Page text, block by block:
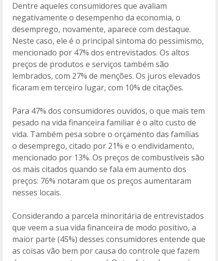
Dentre aqueles consumidores que avaliam
negativamente o desempenho da economia, o
desemprego, novamente, aparece com destaque.
Neste caso, ele é o principal sintoma do pessimismo,
mencionado por 47% dos entrevistados. Os altos
preços de produtos e serviços também são
lembrados, com 27% de menções. Os juros elevados
ficaram em terceiro lugar, com 10% de citações.
Para 47% dos consumidores ouvidos, o que mais tem
pesado na vida financeira familiar é o alto custo de
vida. Também pesa sobre o orçamento das famílias
o desemprego, citado por 21% e o endividamento,
mencionado por 13%. Os preços de combustíveis são
os mais citados quando se fala em aumento dos
preços: 76% notaram que os preços aumentaram
nesses locais.
Considerando a parcela minoritária de entrevistados
que veem a sua vida financeira de modo positivo, a
maior parte (45%) desses consumidores entende que
as coisas vão bem por causa do controle que fazem